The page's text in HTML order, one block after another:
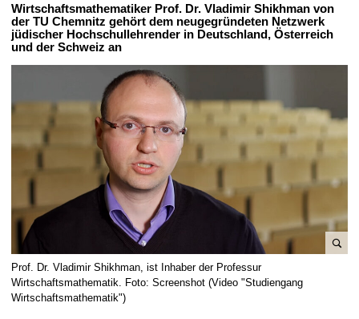
Wirtschaftsmathematiker Prof. Dr. Vladimir Shikhman von
der TU Chemnitz gehört dem neugegründeten Netzwerk
jüdischer Hochschullehrender in Deutschland, Österreich
und der Schweiz an
B
i
Prof. Dr. Vladimir Shikhman, ist Inhaber der Professur
Wirtschaftsmathematik. Foto: Screenshot (Video "Studiengang
Wirtschaftsmathematik")